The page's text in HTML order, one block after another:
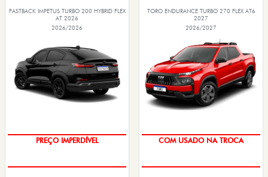
FASTBACK IMPETUS TURBO 200 HYBRID FLEX
AT 2026
2026/2026
PREÇO IMPERDÍVEL
TORO ENDURANCE TURBO 270 FLEX AT6
2027
2026/2027
COM USADO NA TROCA